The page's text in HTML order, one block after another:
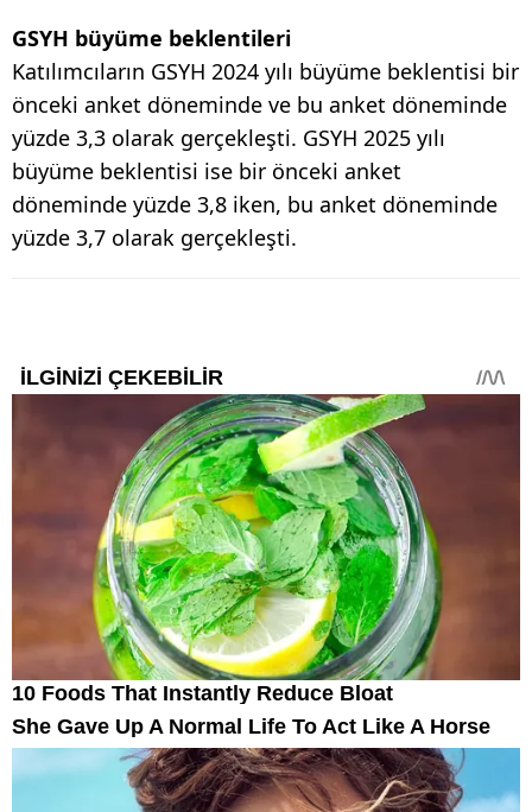
GSYH büyüme beklentileri
Katılımcıların GSYH 2024 yılı büyüme beklentisi bir
önceki anket döneminde ve bu anket döneminde
yüzde 3,3 olarak gerçekleşti. GSYH 2025 yılı
büyüme beklentisi ise bir önceki anket
döneminde yüzde 3,8 iken, bu anket döneminde
yüzde 3,7 olarak gerçekleşti.